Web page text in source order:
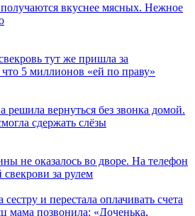
вкуснее мясных. Нежное
тут же пришла за
5 миллионов «ей по праву»
решила вернуться без звонка домой.
сдержать слёзы
не оказалось во дворе. На телефон
за рулем